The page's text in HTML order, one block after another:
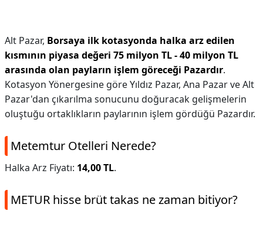
Alt Pazar, Borsaya ilk kotasyonda halka arz edilen
kısmının piyasa değeri 75 milyon TL - 40 milyon TL
arasında olan payların işlem göreceği Pazardır.
Kotasyon Yönergesine göre Yıldız Pazar, Ana Pazar ve Alt
Pazar'dan çıkarılma sonucunu doğuracak gelişmelerin
oluştuğu ortaklıkların paylarının işlem gördüğü Pazardır.
Metemtur Otelleri Nerede?
Halka Arz Fiyatı: 14,00 TL.
METUR hisse brüt takas ne zaman bitiyor?